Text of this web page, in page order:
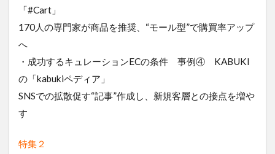
「#Cart」
170人の専門家が商品を推奨、“モール型”で購買率アップ
へ
・成功するキュレーションECの条件 事例④ KABUKI
の「kabukiペディア」
SNSでの拡散促す“記事”作成し、新規客層との接点を増や
す
特集２